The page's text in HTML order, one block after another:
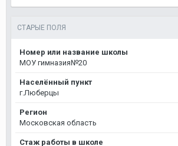
СТАРЫЕ ПОЛЯ
Номер или название школы
МОУ гимназия№20
Населённый пункт
г.Люберцы
Регион
Московская область
Стаж работы в школе